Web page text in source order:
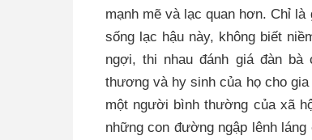
mạnh mẽ và lạc quan hơn. Chỉ
sống lạc hậu này, không biết
ngợi, thi nhau đánh giá đàn
thương và hy sinh của họ cho
một người bình thường của xã
những con đường ngập lênh